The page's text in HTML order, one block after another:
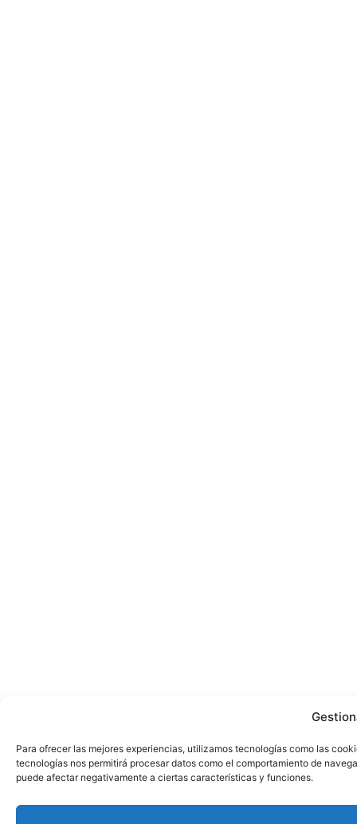
Para ofrecer las mejores experiencias, utilizamos tecnologías como las
tecnologías nos permitirá procesar datos como el comportamiento de
puede afectar negativamente a ciertas características y funciones.